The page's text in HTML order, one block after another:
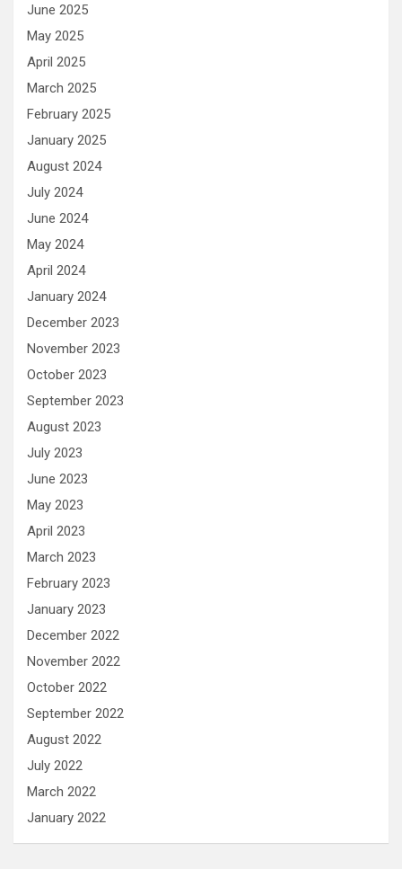
June 2025
May 2025
April 2025
March 2025
February 2025
January 2025
August 2024
July 2024
June 2024
May 2024
April 2024
January 2024
December 2023
November 2023
October 2023
September 2023
August 2023
July 2023
June 2023
May 2023
April 2023
March 2023
February 2023
January 2023
December 2022
November 2022
October 2022
September 2022
August 2022
July 2022
March 2022
January 2022